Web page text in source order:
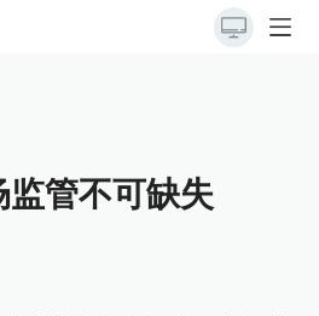
监管不可缺失